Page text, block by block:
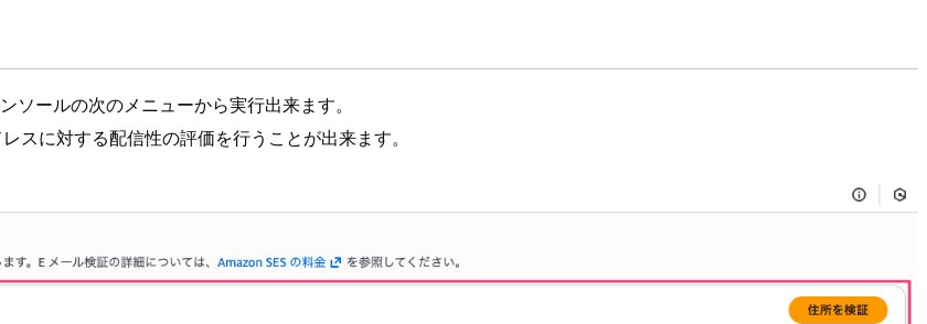
ールの次のメニューから実行出来ます。
スに対する配信性の評価を行うことが出来ます。